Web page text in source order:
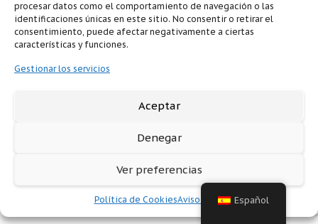
procesar datos como el comportamiento de navegación o las
identificaciones únicas en este sitio. No consentir o retirar el
consentimiento, puede afectar negativamente a ciertas
características y funciones.
Gestionar los servicios
Aceptar
Denegar
Ver preferencias
Política de CookiesAviso legal Español